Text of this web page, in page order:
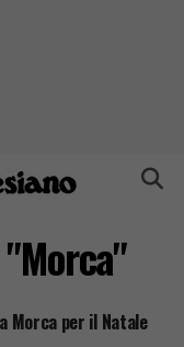
Morca per il Natale